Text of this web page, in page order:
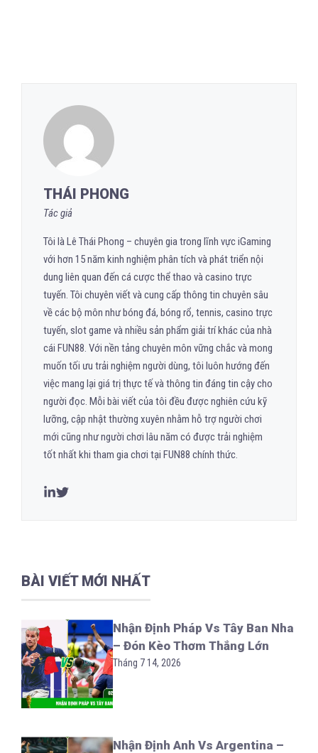
THÁI PHONG
Tác giả
Tôi là Lê Thái Phong – chuyên gia trong lĩnh vực iGaming
với hơn 15 năm kinh nghiệm phân tích và phát triển nội
dung liên quan đến cá cược thể thao và casino trực
tuyến. Tôi chuyên viết và cung cấp thông tin chuyên sâu
về các bộ môn như bóng đá, bóng rổ, tennis, casino trực
tuyến, slot game và nhiều sản phẩm giải trí khác của nhà
cái FUN88. Với nền tảng chuyên môn vững chắc và mong
muốn tối ưu trải nghiệm người dùng, tôi luôn hướng đến
việc mang lại giá trị thực tế và thông tin đáng tin cậy cho
người đọc. Mỗi bài viết của tôi đều được nghiên cứu kỹ
lưỡng, cập nhật thường xuyên nhằm hỗ trợ người chơi
mới cũng như người chơi lâu năm có được trải nghiệm
tốt nhất khi tham gia chơi tại FUN88 chính thức.
BÀI VIẾT MỚI NHẤT
Nhận Định Pháp Vs Tây Ban Nha
– Đón Kèo Thơm Thắng Lớn
Tháng 7 14, 2026
Nhận Định Anh Vs Argentina –